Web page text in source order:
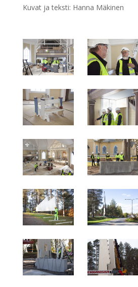
Kuvat ja teksti: Hanna Mäkinen